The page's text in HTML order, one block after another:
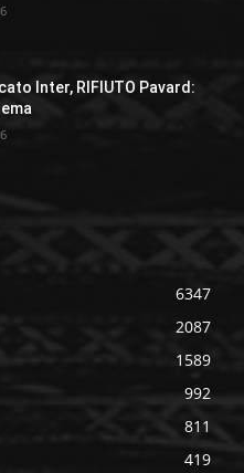
Inter, RIFIUTO Pavard:
6347
2087
1589
992
811
419